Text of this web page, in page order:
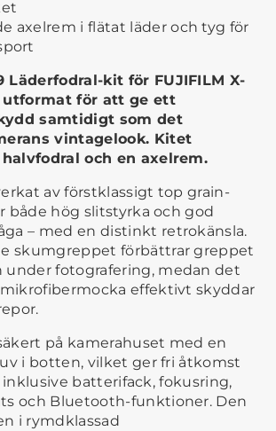
axelrem i flätat läder och tyg för
Läderfodral-kit för FUJIFILM X-
utformat för att ge ett
samtidigt som det
vintagelook. Kitet
och en axelrem.
av förstklassigt top grain-
både hög slitstyrka och god
– med en distinkt retrokänsla.
skumgreppet förbättrar greppet
under fotografering, medan det
effektivt skyddar
på kamerahuset med en
i botten, vilket ger fri åtkomst
inklusive batterifack, fokusring,
och Bluetooth-funktioner. Den
i rymdklassad